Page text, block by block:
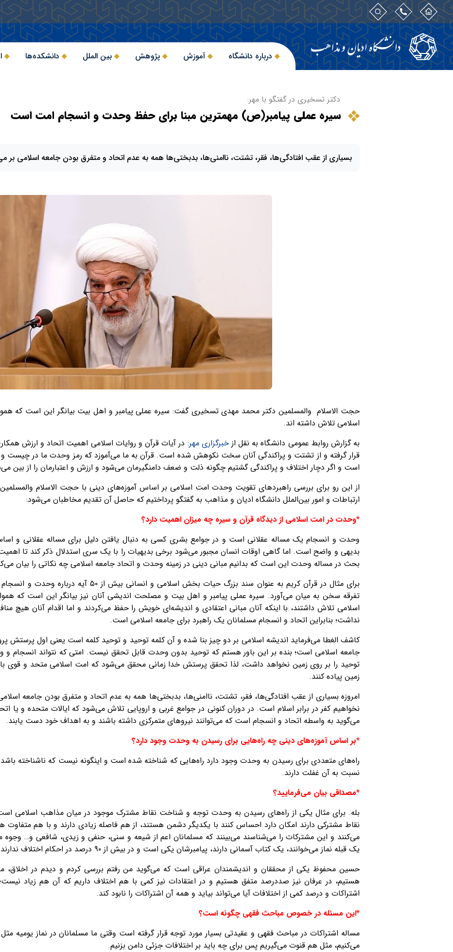
درباره دانشگاه آموزش پژوهش بین الملل دانشکده‌ها
دکتر تسخیری در گفتگو با مهر:
سیره عملی پیامبر(ص) مهمترین مبنا برای حفظ وحدت و انسجام امت است
بسیاری از عقب افتادگی‌ها، فقر، تشتت، ناامنی‌ها، بدبختی‌ها همه به عدم اتحاد و متفرق بودن جامعه اسلامی بر
حجت الاسلام والمسلمین دکتر محمد مهدی تسخیری گفت: سیره عملی پیامبر و اهل بیت بیانگر این است که
اسلامی تلاش داشته اند.
به گزارش روابط عمومی دانشگاه به نقل ازخبرگزاری مهر: در آیات قرآن و روایات اسلامی اهمیت اتحاد و ارزش
قرار گرفته و از تشتت و پراکندگی آنان سخت نکوهش شده است. قرآن به ما می‌آموزد که رمز وحدت ما در چیست
است و اگر دچار اختلاف و پراکندگی گشتیم چگونه ذلت و ضعف دامنگیرمان می‌شود و ارزش و اعتبارمان را از بین
از این رو برای بررسی راهبردهای تقویت وحدت امت اسلامی بر اساس آموزه‌های دینی با حجت الاسلام
ارتباطات و امور بین‌الملل دانشگاه ادیان و مذاهب به گفتگو پرداختیم که حاصل آن تقدیم مخاطبان می‌شود:
*وحدت در امت اسلامی از دیدگاه قرآن و سیره چه میزان اهمیت دارد؟
وحدت و انسجام یک مساله عقلانی است و در جوامع بشری کسی به دنبال یافتن دلیل برای مساله عقلانی و
بدیهی و واضح است. اما گاهی اوقات انسان مجبور می‌شود برخی بدیهیات را با یک سری استدلال ذکر کند تا
بحث در مساله وحدت این است که بدانیم مبانی دینی در زمینه وحدت و اتحاد جامعه اسلامی چه نکاتی را بیان
برای مثال در قرآن کریم به عنوان سند بزرگ حیات بخش
تفرقه سخن به میان می‌آورد. سیره عملی پیامبر و اهل بیت و مصلحت اندیشی آنان نیز بیانگر این است که
اسلامی تلاش داشتند، با اینکه آنان مبانی اعتقادی و اندیشه‌ای خویش را حفظ می‌کردند و اما اقدام آنان هیچ
نداشت؛ بنابراین اتحاد و انسجام مسلمانان یک راهبرد برای جامعه اسلامی است.
کاشف الغطا می‌فرماید اندیشه اسلامی بر دو چیز بنا شده و آن کلمه توحید و توحید کلمه است یعنی اول پرستش
جامعه اسلامی است؛ بنده بر این باور هستم که توحید بدون وحدت قابل تحقق نیست. امتی که نتواند انسجام
توحید را بر روی زمین نخواهد داشت، لذا تحقق پرستش خدا زمانی محقق می‌شود که امت اسلامی متحد و قوی
زمین پیاده کنند.
امروزه بسیاری از عقب افتادگی‌ها، فقر، تشتت، ناامنی‌ها، بدبختی‌ها همه به عدم اتحاد و متفرق بودن جامعه
نخواهیم کفر در برابر اسلام است. در دوران کنونی در جوامع غربی و اروپایی تلاش می‌شود که ایالات متحده و یا
می‌گوید به واسطه اتحاد و انسجام است که می‌توانند نیروهای متمرکزی داشته باشند و به اهداف خود دست یابند.
*بر اساس آموزه‌های دینی چه راه‌هایی برای رسیدن به وحدت وجود دارد؟
راه‌های متعددی برای رسیدن به وحدت وجود دارد راه‌هایی که شناخته شده است و اینگونه نیست که ناشناخته
نسبت به آن غفلت دارند.
*مصداقی بیان می‌فرمایید؟
بله. برای مثال یکی از راه‌های رسیدن به وحدت توجه و شناخت نقاط مشترک موجود در میان مذاهب اسلامی است
نقاط مشترکی دارند امکان دارد احساس کنند با یکدیگر دشمن هستند، از هم فاصله زیادی دارند و با هم متفاوت
می‌کنند و این مشترکات را می‌شناسند می‌بینند که مسلمانان اعم از شیعه و سنی، حنفی و زیدی، شافعی و…
یک قبله نماز می‌خوانند، یک کتاب آسمانی دارند، پیامبرشان یکی است و در بیش از ۹۰ درصد در احکام اختلاف ندارند و شبیه هم هستند.
حسین محفوظ یکی از محققان و اندیشمندان عراقی است که می‌گوید من رفتم بررسی کردم و دیدم در اخلاق،
هستیم، در عرفان نیز صددرصد متفق هستیم و در اعتقادات نیز کمی با هم اختلاف داریم که آن هم زیاد نیست؛
اشتراکات و درصد کمی از اختلافات آیا می‌تواند بیاید و همه آن اشتراکات را نابود کند.
*این مسئله در خصوص مباحث فقهی چگونه است؟
مساله اشتراکات در مباحث فقهی و عقیدتی بسیار مورد توجه قرار گرفته است وقتی ما مسلمانان در نماز یومیه
می‌کنیم، مثل هم قنوت می‌گیریم پس برای چه باید بر اختلافات جزئی دامن بزنیم.